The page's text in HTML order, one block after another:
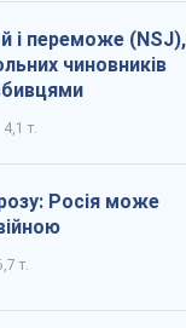
і переможе
чиновників
4,1 т.
Росія може
т.